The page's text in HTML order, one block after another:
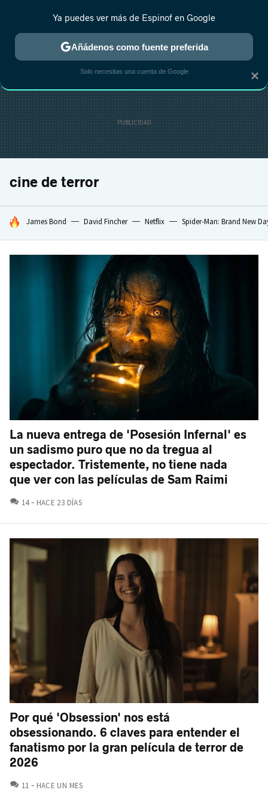
MENÚ NUEVO
ESTRENOS REALITY ANIME RANKINGS CINE
cine de terror
HOY SE HABLA DE
James Bond David Fincher Netflix Spider-Man: Brand New
La nueva entrega de 'Posesión Infernal' es
un sadismo puro que no da tregua al
espectador. Tristemente, no tiene nada
que ver con las películas de Sam Raimi
14 COMENTARIOS
HACE 23 DÍAS
Por qué 'Obsession' nos está
obsessionando. 6 claves para entender el
fanatismo por la gran película de terror de
2026
11 COMENTARIOS
HACE UN MES
×
Ya puedes ver más de Espinof en Google
Añádenos como fuente preferida
Solo necesitas una cuenta de Google